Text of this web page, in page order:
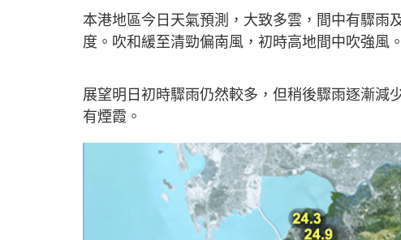
本港地區今日天氣預測，大致多雲，間中有驟雨
度。吹和緩至清勁偏南風，初時高地間中吹強風。
展望明日初時驟雨仍然較多，但稍後驟雨逐漸減
有煙霞。